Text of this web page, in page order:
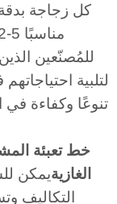
كل زجاجة
للمُصنّعين
لتلبية
تنوعًا وكفاءة في
خط تعبئة
الغازيةيمكن
التكاليف